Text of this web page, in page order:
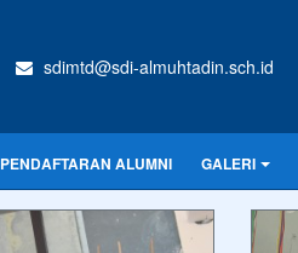
sdimtd@sdi-almuhtadin.sch.id
PENDAFTARAN ALUMNI GALERI